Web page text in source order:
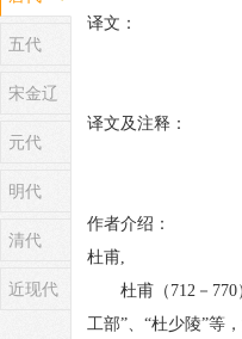
五代
宋金辽
元代
明代
清代
近现代
译文：
译文及注释：
作者介绍：
杜甫,
杜甫（712－770
工部”、“杜少陵”等